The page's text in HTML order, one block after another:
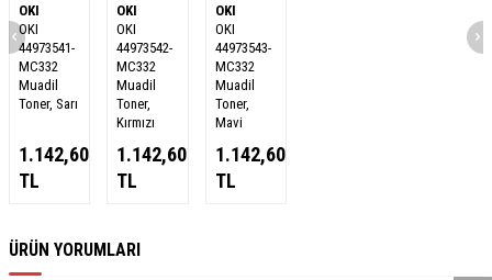
OKI
OKI
44973541-
MC332
Muadil
Toner, Sarı
1.142,60
TL
OKI
OKI
44973542-
MC332
Muadil
Toner,
Kırmızı
1.142,60
TL
OKI
OKI
44973543-
MC332
Muadil
Toner,
Mavi
1.142,60
TL
ÜRÜN YORUMLARI